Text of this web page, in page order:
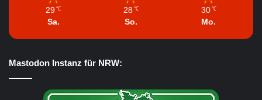
29 ℃
Sa.
28 ℃
So.
30 ℃
Mo.
Mastodon Instanz für NRW: